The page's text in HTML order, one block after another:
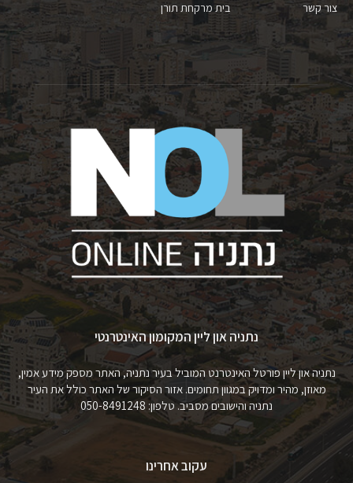
צור קשר
בית מרקחת תורן
נתניה און ליין המקומון האינטרנטי
נתניה און ליין פורטל האינטרנט המוביל בעיר נתניה, האתר מספק מידע אמין,
מאוזן, מהיר ומדויק במגוון תחומים. אזור הסיקור של האתר כולל את העיר
נתניה והישובים מסביב. טלפון: 050-8491248
עקוב אחרינו